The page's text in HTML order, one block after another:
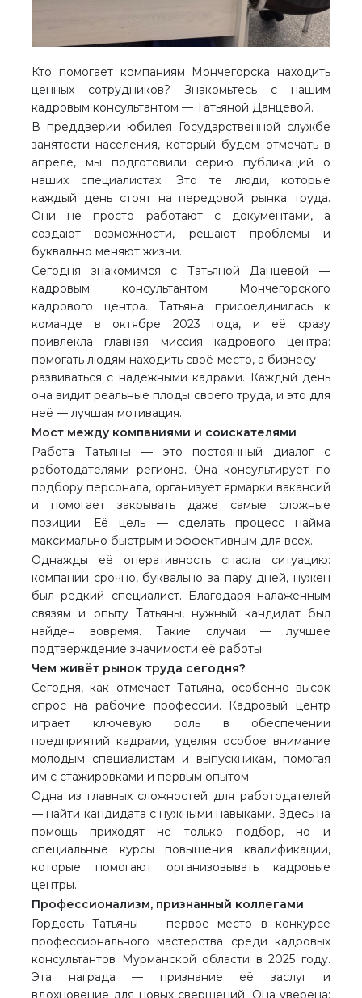
Кто помогает компаниям Мончегорска находить
ценных сотрудников? Знакомьтесь с нашим
кадровым консультантом — Татьяной Данцевой.
В преддверии юбилея Государственной службе
занятости населения, который будем отмечать в
апреле, мы подготовили серию публикаций о
наших специалистах. Это те люди, которые
каждый день стоят на передовой рынка труда.
Они не просто работают с документами, а
создают возможности, решают проблемы и
буквально меняют жизни.
Сегодня знакомимся с Татьяной Данцевой —
кадровым консультантом Мончегорского
кадрового центра. Татьяна присоединилась к
команде в октябре 2023 года, и её сразу
привлекла главная миссия кадрового центра:
помогать людям находить своё место, а бизнесу —
развиваться с надёжными кадрами. Каждый день
она видит реальные плоды своего труда, и это для
неё — лучшая мотивация.
Мост между компаниями и соискателями
Работа Татьяны — это постоянный диалог с
работодателями региона. Она консультирует по
подбору персонала, организует ярмарки вакансий
и помогает закрывать даже самые сложные
позиции. Её цель — сделать процесс найма
максимально быстрым и эффективным для всех.
Однажды её оперативность спасла ситуацию:
компании срочно, буквально за пару дней, нужен
был редкий специалист. Благодаря налаженным
связям и опыту Татьяны, нужный кандидат был
найден вовремя. Такие случаи — лучшее
подтверждение значимости её работы.
Чем живёт рынок труда сегодня?
Сегодня, как отмечает Татьяна, особенно высок
спрос на рабочие профессии. Кадровый центр
играет ключевую роль в обеспечении
предприятий кадрами, уделяя особое внимание
молодым специалистам и выпускникам, помогая
им с стажировками и первым опытом.
Одна из главных сложностей для работодателей
— найти кандидата с нужными навыками. Здесь на
помощь приходят не только подбор, но и
специальные курсы повышения квалификации,
которые помогают организовывать кадровые
центры.
Профессионализм, признанный коллегами
Гордость Татьяны — первое место в конкурсе
профессионального мастерства среди кадровых
консультантов Мурманской области в 2025 году.
Эта награда — признание её заслуг и
вдохновение для новых свершений. Она уверена: